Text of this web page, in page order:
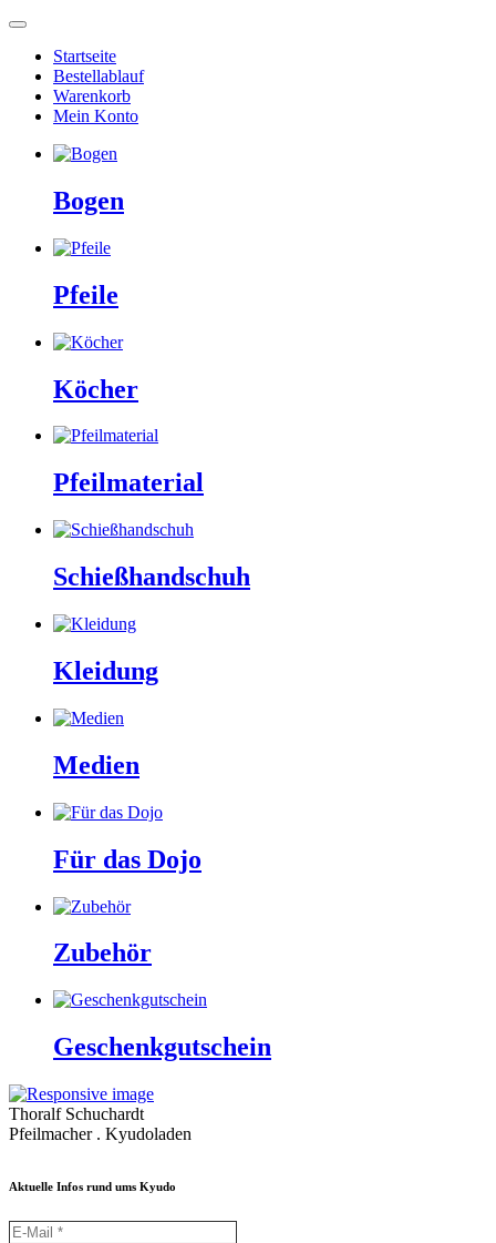
Startseite
Bestellablauf
Warenkorb
Mein Konto
Bogen
Pfeile
Köcher
Pfeilmaterial
Schießhandschuh
Kleidung
Medien
Für das Dojo
Zubehör
Geschenkgutschein
Thoralf Schuchardt
Pfeilmacher . Kyudoladen
Aktuelle Infos rund ums Kyudo